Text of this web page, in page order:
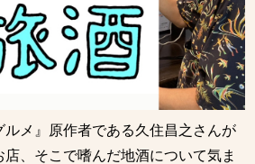
ルメ』原作者である久住昌之さんが
、そこで嗜んだ地酒について気ま